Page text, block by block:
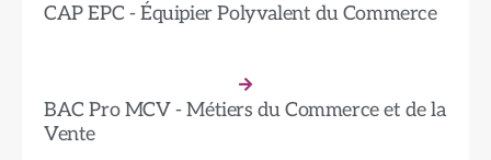
CAP EPC - Équipier Polyvalent du Commerce
BAC Pro MCV - Métiers du Commerce et de la
Vente